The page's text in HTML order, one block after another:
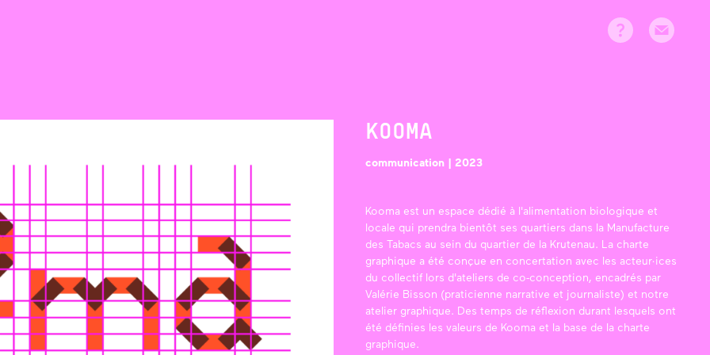
KOOMA
communication | 2023
Kooma est un espace dédié à l'alimentation biologique et
locale qui prendra bientôt ses quartiers dans la Manufacture
des Tabacs au sein du quartier de la Krutenau. La charte
graphique a été conçue en concertation avec les acteur·ices
du collectif lors d'ateliers de co-conception, encadrés par
Valérie Bisson (praticienne narrative et journaliste) et notre
atelier graphique. Des temps de réflexion durant lesquels ont
été définies les valeurs de Kooma et la base de la charte
graphique.